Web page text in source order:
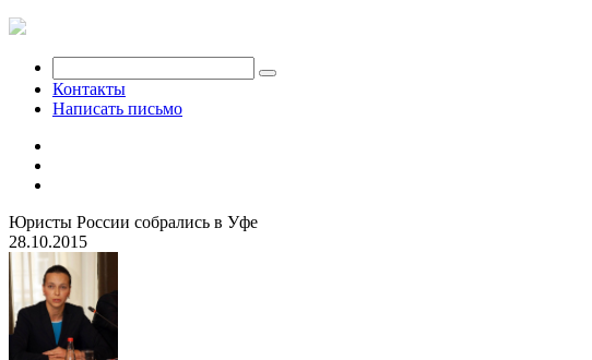
Контакты
Написать письмо
Юристы России собрались в Уфе
28.10.2015